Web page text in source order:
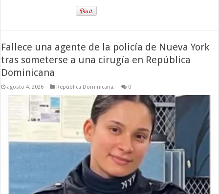
Fallece una agente de la policía de Nueva York
tras someterse a una cirugía en República
Dominicana
agosto 4, 2026 República Dominicana, 0